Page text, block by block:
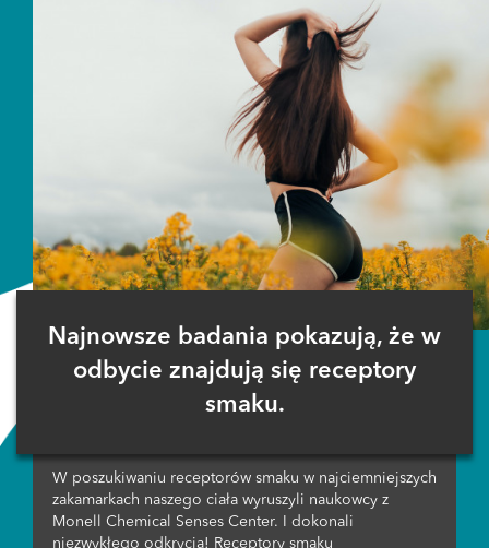
Najnowsze badania pokazują, że w
odbycie znajdują się receptory
smaku.
W poszukiwaniu receptorów smaku w najciemniejszych
zakamarkach naszego ciała wyruszyli naukowcy z
Monell Chemical Senses Center. I dokonali
niezwykłego odkrycia! Receptory smaku